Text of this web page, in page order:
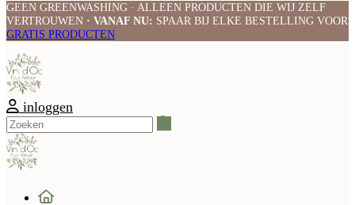
GEEN GREENWASHING · ALLEEN PRODUCTEN DIE WIJ ZELF
VERTROUWEN · VANAF NU: SPAAR BIJ ELKE BESTELLING VOOR
GRATIS PRODUCTEN
inloggen